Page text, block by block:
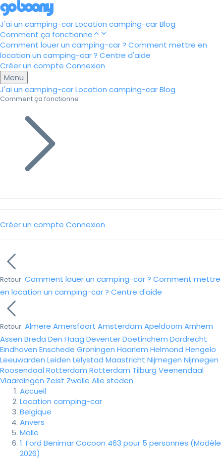
J'ai un camping-carLocation camping-carBlog
Comment ça fonctionne
Comment louer un camping-car ? Comment mettre en
location un camping-car ? Centre d'aide
Créer un compte Connexion
Menu
J'ai un camping-carLocation camping-carBlog
Comment ça fonctionne
Créer un compte Connexion
Retour Comment louer un camping-car ? Comment mettre
en location un camping-car ? Centre d'aide
Retour Almere Amersfoort Amsterdam Apeldoorn Arnhem
Assen Breda Den Haag DeventerDoetinchem Dordrecht
Eindhoven Enschede Groningen Haarlem Helmond Hengelo
Leeuwarden Leiden Lelystad Maastricht Nijmegen Nijmegen
Roosendaal Rotterdam Rotterdam Tilburg Veenendaal
Vlaardingen Zeist Zwolle Alle steden
Accueil
Location camping-car
Belgique
Anvers
Malle
1. Ford Benimar Cocoon 463 pour 5 personnes (Modèle
2026)